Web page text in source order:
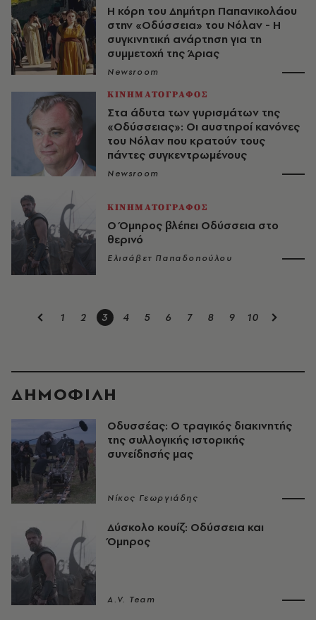
Η κόρη του Δημήτρη Παπανικολάου
στην «Οδύσσεια» του Νόλαν - H
συγκινητική ανάρτηση για τη
συμμετοχή της Άριας
Newsroom
ΚΙΝΗΜΑΤΟΓΡΑΦΟΣ
Στα άδυτα των γυρισμάτων της
«Οδύσσειας»: Οι αυστηροί κανόνες
του Νόλαν που κρατούν τους
πάντες συγκεντρωμένους
Newsroom
ΚΙΝΗΜΑΤΟΓΡΑΦΟΣ
Ο Όμηρος βλέπει Οδύσσεια στο
θερινό
Ελισάβετ Παπαδοπούλου
1 2 3 4 5 6 7 8 9 10
ΔΗΜΟΦΙΛΗ
Οδυσσέας: Ο τραγικός διακινητής
της συλλογικής ιστορικής
συνείδησής μας
Νίκος Γεωργιάδης
Δύσκολο κουίζ: Οδύσσεια και
Όμηρος
A.V. Team